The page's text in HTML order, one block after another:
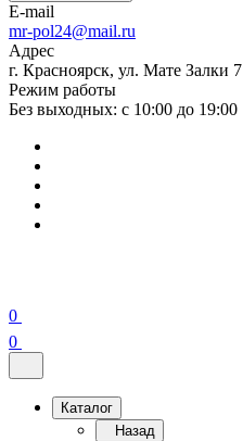
E-mail
mr-pol24@mail.ru
Адрес
г. Красноярск, ул. Мате Залки 7
Режим работы
Без выходных: с 10:00 до 19:00
0
0
Каталог
Назад